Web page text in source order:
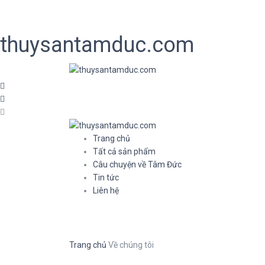
thuysantamduc.com
Trang chủ
Tất cả sản phẩm
Câu chuyện về Tâm Đức
Tin tức
Liên hệ
Trang chủ Về chúng tôi